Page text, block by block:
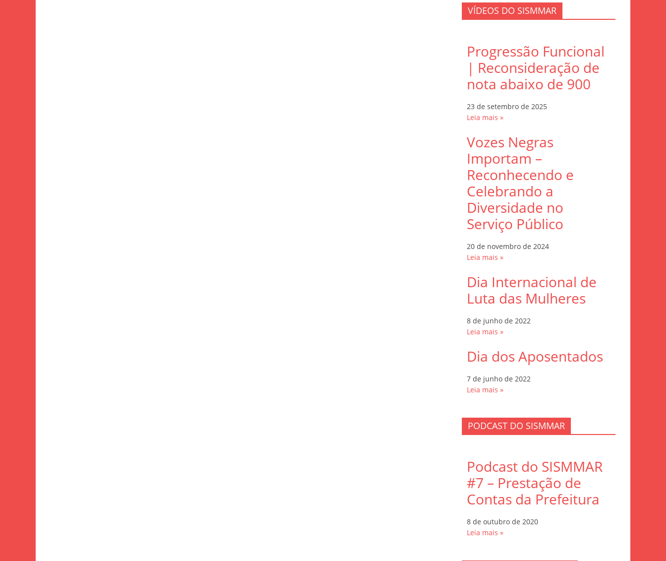
VÍDEOS DO SISMMAR
Progressão Funcional
| Reconsideração de
nota abaixo de 900
23 de setembro de 2025
Leia mais »
Vozes Negras
Importam –
Reconhecendo e
Celebrando a
Diversidade no
Serviço Público
20 de novembro de 2024
Leia mais »
Dia Internacional de
Luta das Mulheres
8 de junho de 2022
Leia mais »
Dia dos Aposentados
7 de junho de 2022
Leia mais »
PODCAST DO SISMMAR
Podcast do SISMMAR
#7 – Prestação de
Contas da Prefeitura
8 de outubro de 2020
Leia mais »